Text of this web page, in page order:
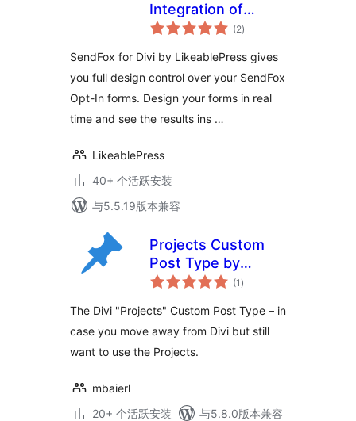
Integration of
SendFox for Divi
(2总
评)
SendFox for Divi by LikeablePress gives
you full design control over your SendFox
Opt-In forms. Design your forms in real
time and see the results ins …
LikeablePress
40+ 个活跃安装
与5.5.19版本兼容
Projects Custom
Post Type by
mbaierl
(1 总
评)
The Divi "Projects" Custom Post Type – in
case you move away from Divi but still
want to use the Projects.
mbaierl
20+ 个活跃安装
与5.8.0版本兼容